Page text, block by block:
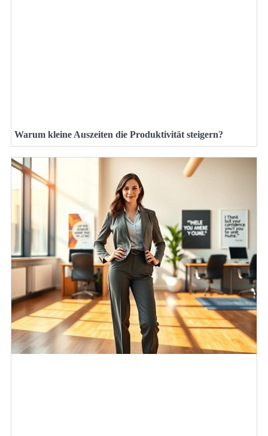
Warum kleine Auszeiten die Produktivität steigern?